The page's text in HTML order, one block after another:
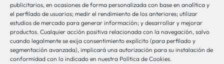
publicitarios, en ocasiones de forma personalizada con base en analítica y
el perfilado de usuarios; medir el rendimiento de los anteriores; utilizar
estudios de mercado para generar información; y desarrollar y mejorar
productos. Cualquier acción positiva relacionada con la navegación, salvo
cuando legalmente se exija consentimiento explícito (para perfilado y
segmentación avanzada), implicará una autorización para su instalación de
conformidad con lo indicado en nuestra Política de Cookies.
Otros Enlaces